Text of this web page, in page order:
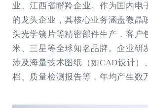
业、江西省瞪羚企业。作为国内电
的龙头企业，其核心业务涵盖微晶
头光学镜片等精密部件生产，客户
米、三星等全球知名品牌。企业研
涉及海量技术图纸（如CAD设计）
档、质量检测报告等，年均产生数